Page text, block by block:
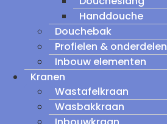
Handdouche
Douchebak
Profielen & onderdelen
Inbouw elementen
Kranen
Wastafelkraan
Wasbakkraan